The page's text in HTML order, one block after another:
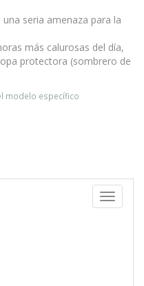
seria amenaza para la
más calurosas del día,
protectora (sombrero de
modelo específico
Toggle